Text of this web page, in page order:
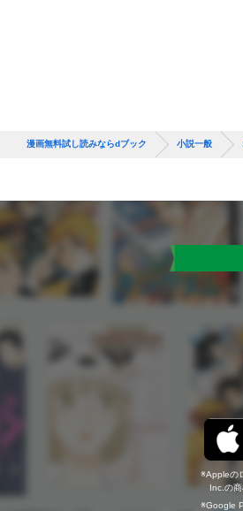
漫画無料試し読みならdブック 小説一般
Appleの
Inc.の
Google